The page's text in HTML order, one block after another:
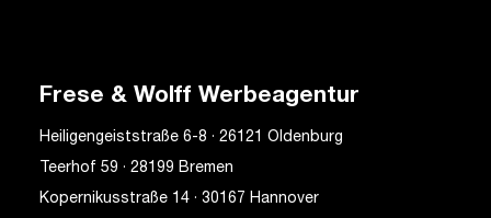
Frese & Wolff Werbeagentur
Heiligengeiststraße 6-8 · 26121 Oldenburg
Teerhof 59 · 28199 Bremen
Kopernikusstraße 14 · 30167 Hannover